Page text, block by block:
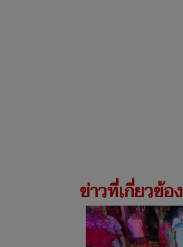
ข่าวที่เกี่ยวข้อง